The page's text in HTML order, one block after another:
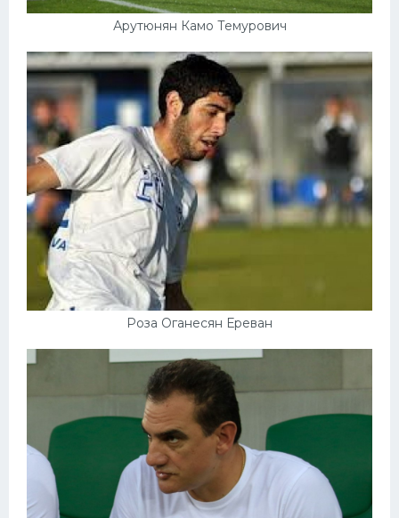
Арутюнян Камо Темурович
Роза Оганесян Ереван